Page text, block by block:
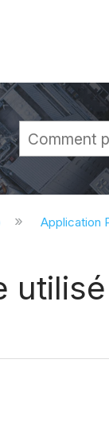
Application